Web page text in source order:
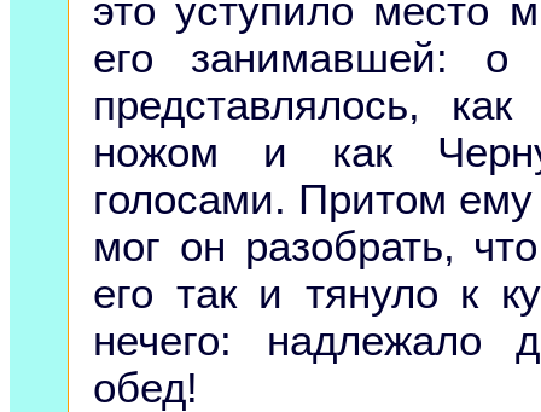
это уступило место
его занимавшей:
представлялось,
ножом и как
голосами. Притом
мог он разобрать,
его так и тянуло к
нечего: надлежало
обед!